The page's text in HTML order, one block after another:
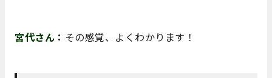
宮代さん ： その感覚、よくわかります！